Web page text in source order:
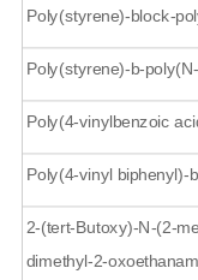
Poly(styrene)-block-
Poly(styrene)-b-
Poly(4-vinylbenzoic
Poly(4-vinyl biphenyl)-
2-(tert-Butoxy)-N-(2-
dimethyl-2-